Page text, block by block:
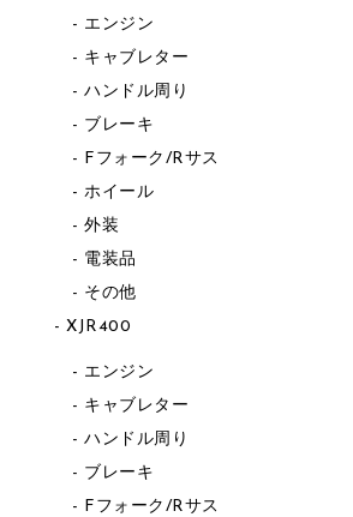
エンジン
キャブレター
ハンドル周り
ブレーキ
Fフォーク/Rサス
ホイール
外装
電装品
その他
XJR400
エンジン
キャブレター
ハンドル周り
ブレーキ
Fフォーク/Rサス